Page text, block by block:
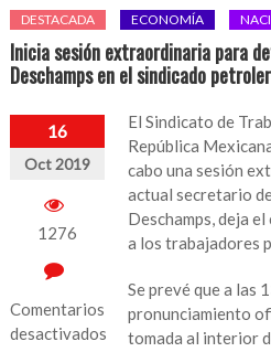
DESTACADA ECONOMÍA
Inicia sesión extraordinaria para
Deschamps en el sindicado
16
Oct 2019
1276
Comentarios
desactivados
El Sindicato de
República
cabo una sesión
actual secretario
Deschamps, deja
a los trabajadores
Se prevé que a las
pronunciamiento
tomada al interior